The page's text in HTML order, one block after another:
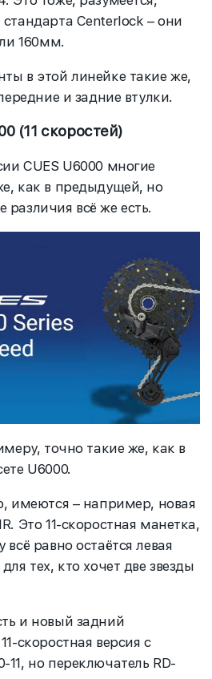
Centerlock – они
160мм.
в этой линейке такие же,
и задние втулки.
(11 скоростей)
CUES U6000 многие
как в предыдущей, но
всё же есть.
точно такие же, как в
U6000.
имеются – например, новая
Это 11-скоростная манетка,
равно остаётся левая
тех, кто хочет две звезды
и новый задний
скоростная версия с
11, но переключатель RD-